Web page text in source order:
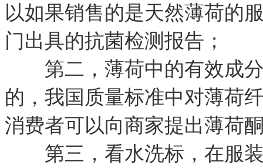
以如果销售的是天然薄荷的
门出具的抗菌检测报告；
第二，薄荷中的有效成分
的，我国质量标准中对薄荷
消费者可以向商家提出薄荷
第三，看水洗标，在服装